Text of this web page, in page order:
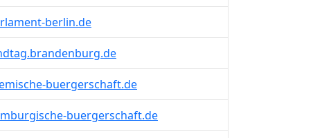
berlin.de
buergerschaft.de
buergerschaft.de